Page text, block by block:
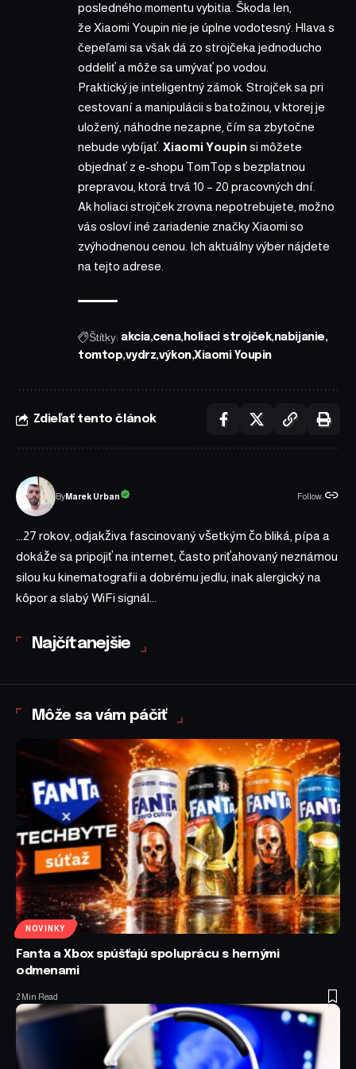
posledného momentu vybitia. Škoda len,
že Xiaomi Youpin nie je úplne vodotesný. Hlava s
čepeľami sa však dá zo strojčeka jednoducho
oddeliť a môže sa umývať po vodou.
Praktický je inteligentný zámok. Strojček sa pri
cestovaní a manipulácii s batožinou, v ktorej je
uložený, náhodne nezapne, čím sa zbytočne
nebude vybíjať. Xiaomi Youpin si môžete
objednať z e-shopu TomTop s bezplatnou
prepravou, ktorá trvá 10 – 20 pracovných dní.
Ak holiaci strojček zrovna nepotrebujete, možno
vás osloví iné zariadenie značky Xiaomi so
zvýhodnenou cenou. Ich aktuálny výber nájdete
na tejto adrese
Štítky: akcia cena holiaci strojček nabijanie
tomtop vydrz výkon Xiaomi Youpin
Zdieľať tento článok
ByMarek Urban Follow:
...27 rokov, odjakživa fascinovaný všetkým čo bliká, pípa a
dokáže sa pripojiť na internet, často priťahovaný neznámou
silou ku kinematografii a dobrému jedlu, inak alergický na
kôpor a slabý WiFi signál...
Najčítanejšie
Môže sa vám páčiť
NOVINKY
Fanta a Xbox spúšťajú spoluprácu s hernými
odmenami
2 Min Read